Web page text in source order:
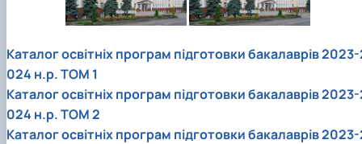
Каталог освітніх програм підготовки бакалаврів
024 н.р. ТОМ 1
Каталог освітніх програм підготовки бакалаврів
024 н.р. ТОМ 2
Каталог освітніх програм підготовки бакалаврів